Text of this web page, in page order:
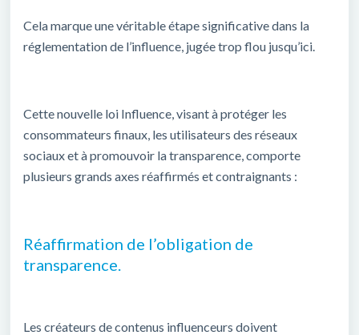
Cela marque une véritable étape significative dans la
réglementation de l’influence, jugée trop flou jusqu’ici.
Cette nouvelle loi Influence, visant à protéger les
consommateurs finaux, les utilisateurs des réseaux
sociaux et à promouvoir la transparence, comporte
plusieurs grands axes réaffirmés et contraignants :
Réaffirmation de l’obligation de
transparence.
Les créateurs de contenus influenceurs doivent